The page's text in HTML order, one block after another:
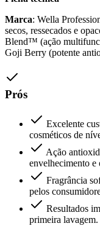
Marca: Wella
secos, ressecados e
Blend™ (ação
Goji Berry (potente
Prós
Excelente
cosméticos de
Ação
envelhecimento e
Fragrância
pelos
Resultados
primeira lavagem.